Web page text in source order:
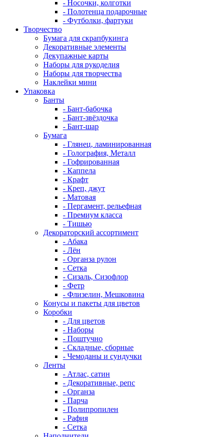
- Носочки, колготки
- Полотенца подарочные
- Футболки, фартуки
Творчество
Бумага для скрапбукинга
Декоративные элементы
Декупажные карты
Наборы для рукоделия
Наборы для творчества
Наклейки мини
Упаковка
Банты
- Бант-бабочка
- Бант-звёздочка
- Бант-шар
Бумага
- Глянец, ламинированная
- Голография, Металл
- Гофрированная
- Каппела
- Крафт
- Креп, джут
- Матовая
- Пергамент, рельефная
- Премиум класса
- Тишью
Декораторский ассортимент
- Абака
- Лён
- Органза рулон
- Сетка
- Сизаль, Сизофлор
- Фетр
- Флизелин, Мешковина
Конусы и пакеты для цветов
Коробки
- Для цветов
- Наборы
- Поштучно
- Складные, сборные
- Чемоданы и сундучки
Ленты
- Атлас, сатин
- Декоративные, репс
- Органза
- Парча
- Полипропилен
- Рафия
- Сетка